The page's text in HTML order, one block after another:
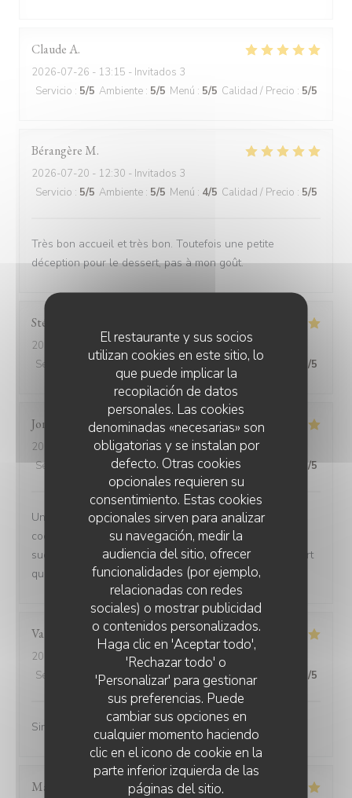
El restaurante y sus socios
utilizan cookies en este sitio, lo
que puede implicar la
recopilación de datos
personales. Las cookies
denominadas «necesarias» son
obligatorias y se instalan por
defecto. Otras cookies
opcionales requieren su
consentimiento. Estas cookies
opcionales sirven para analizar
su navegación, medir la
audiencia del sitio, ofrecer
funcionalidades (por ejemplo,
relacionadas con redes
sociales) o mostrar publicidad
o contenidos personalizados.
Haga clic en 'Aceptar todo',
'Rechazar todo' o
'Personalizar' para gestionar
sus preferencias. Puede
cambiar sus opciones en
cualquier momento haciendo
clic en el icono de cookie en la
parte inferior izquierda de las
páginas del sitio.
ClaudeA
2026-07-26 - 13:15 - Invitados 3
Servicio : 5/5 Ambiente : 5/5 Menú : 5/5 Calidad / Precio : 5/5
Bérangère M
2026-07-20 - 12:30 - Invitados 3
Servicio : 5/5 Ambiente : 5/5 Menú : 4/5 Calidad / Precio : 5/5
Très bon accueil et très bon. Toutefois une petite
déception pour le dessert, pas à mon goût.
Stéphanie
2026-07-17
- 20:30 - Invitados 4
Servicio
/5 Ambiente:5/5 Menú :5 /5 Calidad / Precio /5
Jonathan
2026-07-11
- 12:45 - Invitados 3
Servicio
Ambiente:5/5 Menú :5/5 Calidad / Precio /5
Un peut d'attente mais cela en valait la peine, les
cocktails sont très bon la viande très tendre les sauces
succulentes et pour finir les desserts délicieux le rapport
qualité prix et très abordable.
Valérie
2026-07-08
- 12:15 - Invitados 2
Servicio
Ambiente: 5/5 Menú: 5/5 Calidad / Precio /5
Simplement parfait
Marianne